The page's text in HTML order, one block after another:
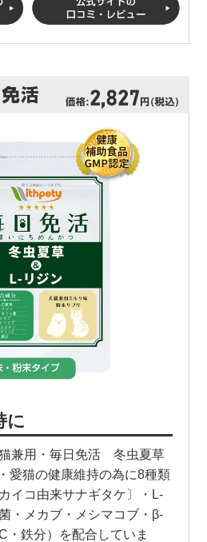
に
兼用・毎日免活 冬虫夏草
愛猫の健康維持の為に8種類
イコ由来サナギタケ〕・L-
・メカブ・メシマコブ・β-
・鉄分）を配合していま